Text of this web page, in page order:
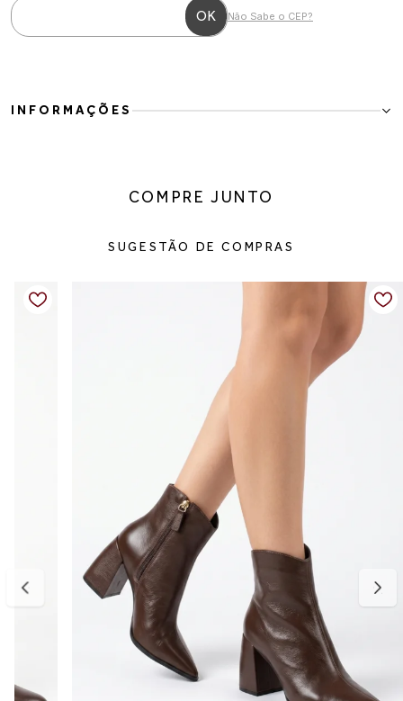
Não Sabe o CEP?
INFORMAÇÕES
busca um visual elegante, versátil e confortável para os dias mais
modelo traz um toque sofisticado e atemporal que combina
excelente durabilidade e ajuste confortável aos pés. O cano médio
slouchy cria um visual moderno e estiloso, ideal para combinar com
Seu salto baixo garante conforto para o uso diário, enquanto o
fechamento lateral em zíper facilita o calce e proporciona
Material interno: Forro macio e confortável
Solado: Borracha antiderrapante
Modelo: Cano médio slouch / enrugado
Bico: Fino levemente arredondado
Fechamento: Zíper lateral
Cor: Marrom café
Tabela de medidas:
34 — aproximadamente 21,5 cm
35 — aproximadamente 22,0 cm
36 — aproximadamente 23,0 cm
37 — aproximadamente 23,5 cm
38 — aproximadamente 24,0 cm
39 — aproximadamente 24,5 cm
Indicamos medir o comprimento do pé para escolher o tamanho
COMPRE JUNTO
SUGESTÃO DE COMPRAS